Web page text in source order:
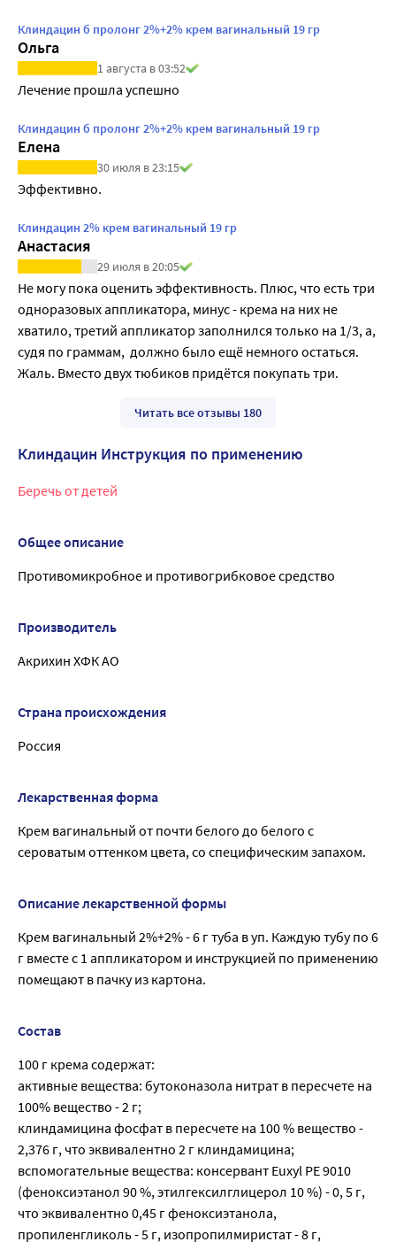
Клиндацин б пролонг 2%+2% крем вагинальный 19 гр
Ольга
1 августа в 03:52
Лечение прошла успешно
Клиндацин б пролонг 2%+2% крем вагинальный 19 гр
Елена
30 июля в 23:15
Эффективно.
Клиндацин 2% крем вагинальный 19 гр
Анастасия
29 июля в 20:05
Не могу пока оценить эффективность. Плюс, что есть три
одноразовых аппликатора, минус - крема на них не
хватило, третий аппликатор заполнился только на 1/3, а,
судя по граммам,  должно было ещё немного остаться.
Жаль. Вместо двух тюбиков придётся покупать три.
Читать все отзывы 180
Клиндацин Инструкция по применению
Беречь от детей
Общее описание
Противомикробное и противогрибковое средство
Производитель
Акрихин ХФК АО
Страна происхождения
Россия
Лекарственная форма
Крем вагинальный от почти белого до белого с
сероватым оттенком цвета, со специфическим запахом.
Описание лекарственной формы
Крем вагинальный 2%+2% - 6 г туба в уп. Каждую тубу по 6
г вместе с 1 аппликатором и инструкцией по применению
помещают в пачку из картона.
Состав
100 г крема содержат:
активные вещества: бутоконазола нитрат в пересчете на
100% вещество - 2 г;
клиндамицина фосфат в пересчете на 100 % вещество -
2,376 г, что эквивалентно 2 г клиндамицина;
вспомогательные вещества: консервант Euxyl РЕ 9010
(феноксиэтанол 90 %, этилгексилглицерол 10 %) - 0, 5 г,
что эквивалентно 0,45 г феноксиэтанола,
пропиленгликоль - 5 г, изопропилмиристат - 8 г,